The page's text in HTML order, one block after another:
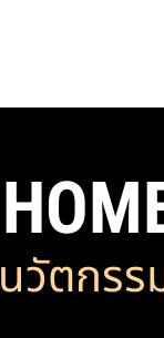
นวัตกรร